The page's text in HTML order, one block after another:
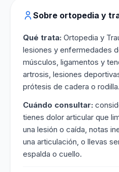
Sobre ortopedia y
Qué trata: Ortopedia y
lesiones y enfermedades
músculos, ligamentos y
artrosis, lesiones
prótesis de cadera o rodilla.
Cuándo consultar:
tienes dolor articular que
una lesión o caída, notas
una articulación, o llevas
espalda o cuello.